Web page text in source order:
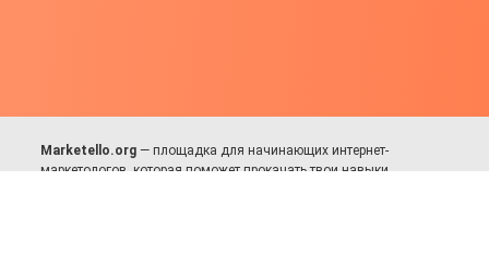
Marketello.org — площадка для начинающих интернет-
маркетологов, которая поможет прокачать твои навыки.